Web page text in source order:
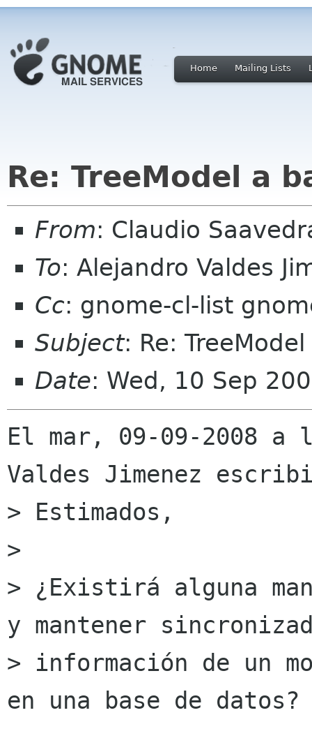
Home Mailing Lists
Re: TreeModel a
From: Claudio
To: Alejandro Valdes
Cc: gnome-cl-list
Subject: Re:
Date: Wed, 10 Sep
El mar, 09-09-2008 a
Valdes Jimenez
> Estimados,
>
> ¿Existirá alguna
y mantener
> información de un
en una base de datos?